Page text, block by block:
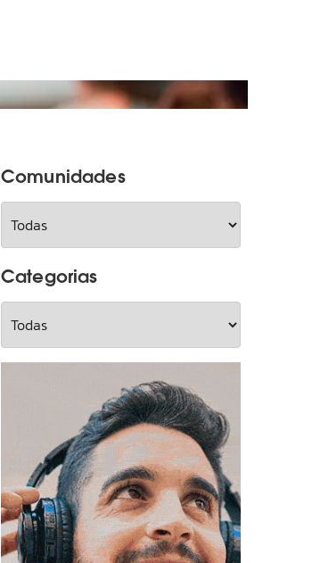
Comunidades
Categorias